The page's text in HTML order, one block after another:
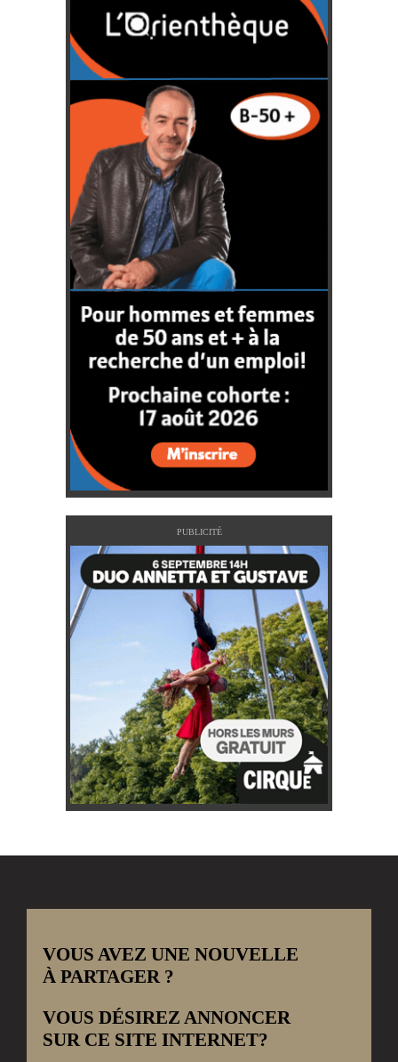
PUBLICITÉ
VOUS AVEZ UNE NOUVELLE
À PARTAGER ?
VOUS DÉSIREZ ANNONCER
SUR CE SITE INTERNET?